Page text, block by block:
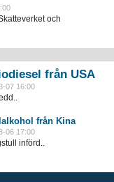
och
från USA
07 16:00
från Kina
06 17:00
införd..